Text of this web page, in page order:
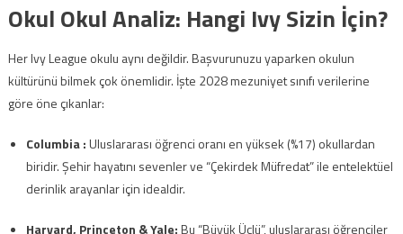
Okul Okul Analiz: Hangi Ivy Sizin İçin?
Her Ivy League okulu aynı değildir. Başvurunuzu yaparken okulun
kültürünü bilmek çok önemlidir. İşte 2028 mezuniyet sınıfı verilerine
göre öne çıkanlar:
Columbia:Uluslararası öğrenci oranı en yüksek (%17) okullardan
biridir. Şehir hayatını sevenler ve “Çekirdek Müfredat” ile entelektüel
derinlik arayanlar için idealdir.
Harvard, Princeton & Yale:Bu “Büyük Üçlü”, uluslararası öğrenciler